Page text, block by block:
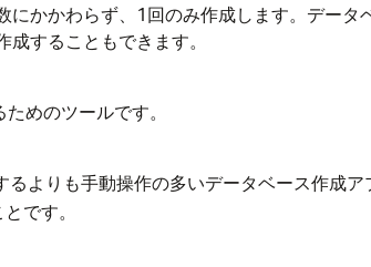
かかわらず、1回のみ作成します。データ
することもできます。
めのツールです。
よりも手動操作の多いデータベース作成ア
です。